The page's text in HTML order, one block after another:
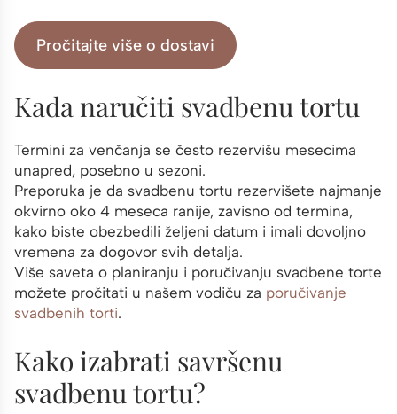
Pročitajte više o dostavi
Kada naručiti svadbenu tortu
Termini za venčanja se često rezervišu mesecima
unapred, posebno u sezoni.
Preporuka je da svadbenu tortu rezervišete najmanje
okvirno oko 4 meseca ranije, zavisno od termina,
kako biste obezbedili željeni datum i imali dovoljno
vremena za dogovor svih detalja.
Više saveta o planiranju i poručivanju svadbene torte
možete pročitati u našem vodiču za poručivanje
svadbenih torti.
Kako izabrati savršenu
svadbenu tortu?